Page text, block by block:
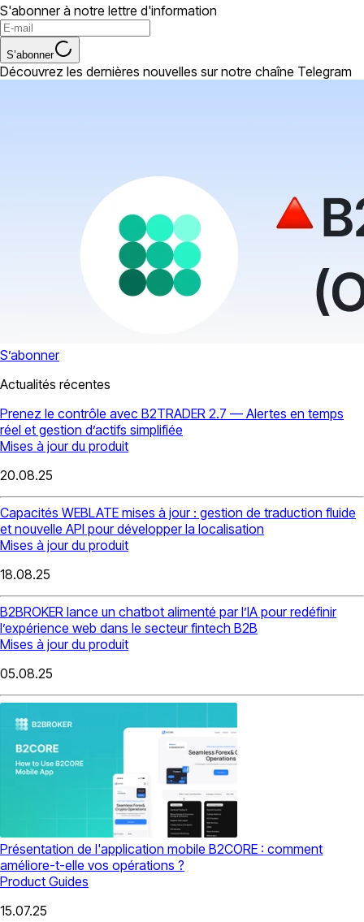
S'abonner à notre lettre d'information
S’abonner
Découvrez les dernières nouvelles sur notre chaîne Telegram
S’abonner
Actualités récentes
Prenez le contrôle avec B2TRADER 2.7 — Alertes en temps
réel et gestion d’actifs simplifiée
Mises à jour du produit
20.08.25
Capacités WEBLATE mises à jour : gestion de traduction fluide
et nouvelle API pour développer la localisation
Mises à jour du produit
18.08.25
B2BROKER lance un chatbot alimenté par l’IA pour redéfinir
l’expérience web dans le secteur fintech B2B
Mises à jour du produit
05.08.25
Présentation de l'application mobile B2CORE : comment
améliore-t-elle vos opérations ?
Product Guides
15.07.25